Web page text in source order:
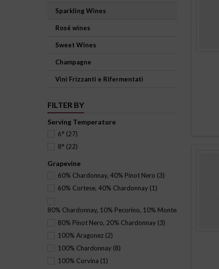
Sparkling Wines
Rosé wines
Sweet Wines
Champagne
Vini Frizzanti e Rifermentati
FILTER BY
Serving Temperature
6° (27)
8° (22)
Grapevine
60% Chardonnay, 40% Pinot Nero (3)
60% Cortese, 40% Chardonnay (1)
80% Chardonnay, 10% Pecorino, 10% Montepulciano
80% Pinot Nero, 20% Chardonnay (3)
100% Aragonez (2)
100% Chardonnay (8)
100% Corvina (1)